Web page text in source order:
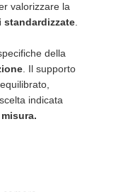
valorizzare la
della
. Il supporto
indicata